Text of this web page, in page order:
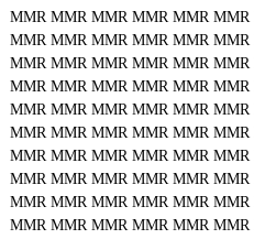
MMR MMR MMR MMR MMR MMR
MMR MMR MMR MMR MMR MMR
MMR MMR MMR MMR MMR MMR
MMR MMR MMR MMR MMR MMR
MMR MMR MMR MMR MMR MMR
MMR MMR MMR MMR MMR MMR
MMR MMR MMR MMR MMR MMR
MMR MMR MMR MMR MMR MMR
MMR MMR MMR MMR MMR MMR
MMR MMR MMR MMR MMR MMR